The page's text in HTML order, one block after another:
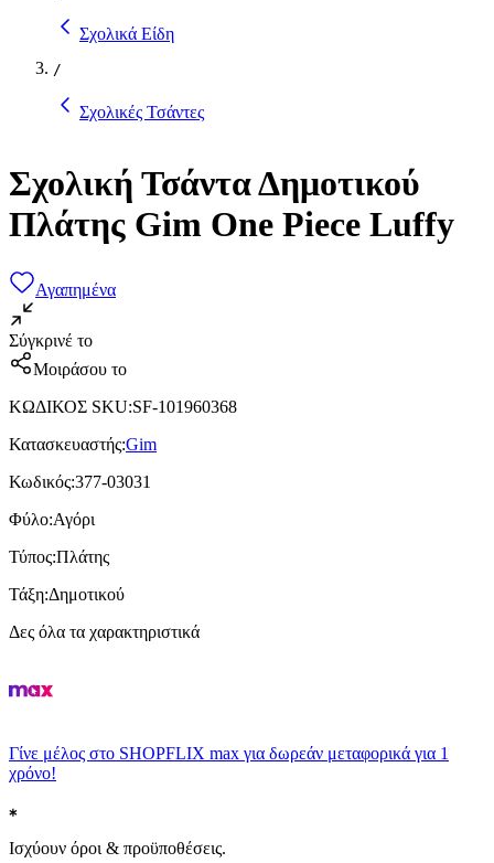
Σχολικά Είδη
/
Σχολικές Τσάντες
Σχολική Τσάντα Δημοτικού
Πλάτης Gim One Piece Luffy
Αγαπημένα
Σύγκρινέ το
Μοιράσου το
ΚΩΔΙΚΟΣ SKU:SF-101960368
Κατασκευαστής:Gim
Κωδικός:377-03031
Φύλο:Αγόρι
Τύπος:Πλάτης
Τάξη:Δημοτικού
Δες όλα τα χαρακτηριστικά
Γίνε μέλος στο SHOPFLIX max για δωρεάν μεταφορικά για 1
χρόνο!
Ισχύουν όροι & προϋποθέσεις.